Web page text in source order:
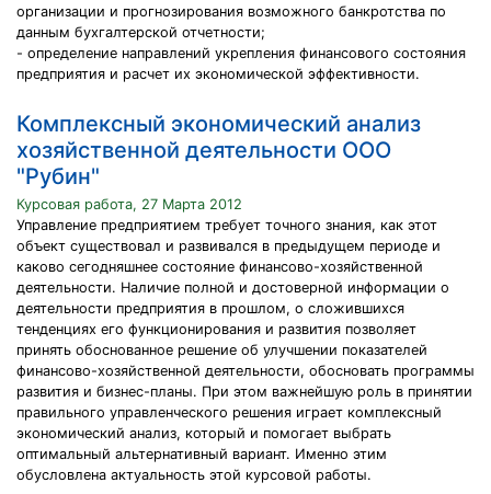
организации и прогнозирования возможного банкротства по
данным бухгалтерской отчетности;
- определение направлений укрепления финансового состояния
предприятия и расчет их экономической эффективности.
Комплексный экономический анализ
хозяйственной деятельности ООО
"Рубин"
Курсовая работа, 27 Марта 2012
Управление предприятием требует точного знания, как этот
объект существовал и развивался в предыдущем периоде и
каково сегодняшнее состояние финансово-хозяйственной
деятельности. Наличие полной и достоверной информации о
деятельности предприятия в прошлом, о сложившихся
тенденциях его функционирования и развития позволяет
принять обоснованное решение об улучшении показателей
финансово-хозяйственной деятельности, обосновать программы
развития и бизнес-планы. При этом важнейшую роль в принятии
правильного управленческого решения играет комплексный
экономический анализ, который и помогает выбрать
оптимальный альтернативный вариант. Именно этим
обусловлена актуальность этой курсовой работы.